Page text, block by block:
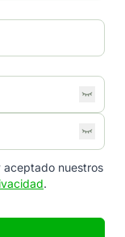
aceptado nuestros
.